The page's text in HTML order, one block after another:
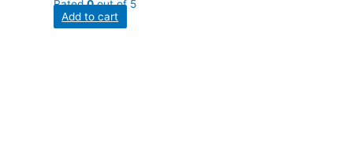
Rated0out of 5
Add to cart